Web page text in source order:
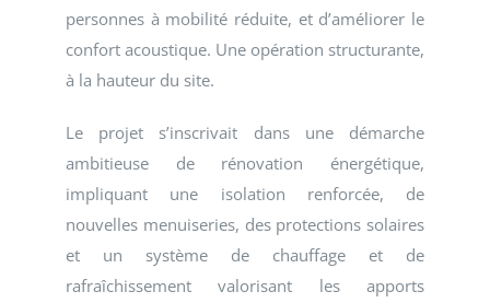
personnes à mobilité réduite, et d’améliorer le
confort acoustique. Une opération structurante,
à la hauteur du site.
Le projet s’inscrivait dans une démarche
ambitieuse de rénovation énergétique,
impliquant une isolation renforcée, de
nouvelles menuiseries, des protections solaires
et un système de chauffage et de
rafraîchissement valorisant les apports